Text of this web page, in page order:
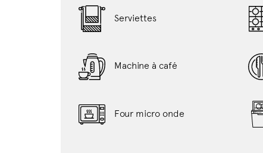
Serviettes
Machine à café
Four micro onde